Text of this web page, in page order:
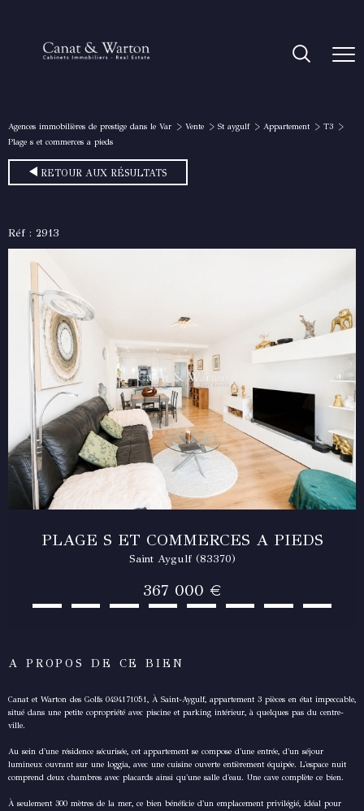
Agences immobilières de prestige dans le Var Vente St aygulf Appartement
T3
Plage s et commerces a pieds
RETOUR AUX RÉSULTATS
Réf : 2913
PLAGE S ET COMMERCES A PIEDS
Saint Aygulf (83370)
367 000 €
A PROPOS DE CE BIEN
Canat et Warton des Golfs 0494171051, À Saint-Aygulf, appartement 3 pièces en état impeccable,
situé dans une petite copropriété avec piscine et parking intérieur, à quelques pas du centre-
ville.
Au sein d'une résidence sécurisée, cet appartement se compose d'une entrée, d'un séjour
lumineux ouvrant sur une loggia, avec une cuisine ouverte entièrement équipée. L'espace nuit
comprend deux chambres avec placards ainsi qu'une salle d'eau. Une cave complète ce bien.
À seulement 300 mètres de la mer, ce bien bénéficie d'un emplacement privilégié, idéal pour